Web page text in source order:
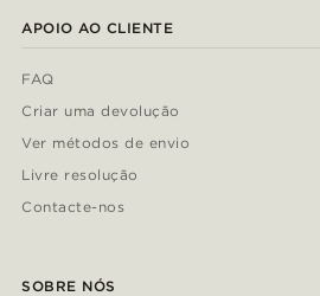
APOIO AO CLIENTE
FAQ
Criar uma devolução
Ver métodos de envio
Livre resolução
Contacte-nos
SOBRE NÓS